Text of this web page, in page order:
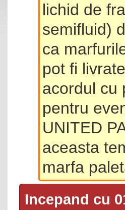
lichid de
semifluid)
ca
pot fi
acordul cu
pentru
UNITED
aceasta
marfa
Incepand cu